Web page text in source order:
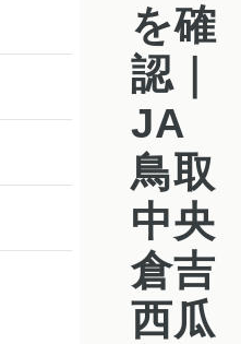
を確
認｜
JA
鳥取
中央
倉吉
西瓜